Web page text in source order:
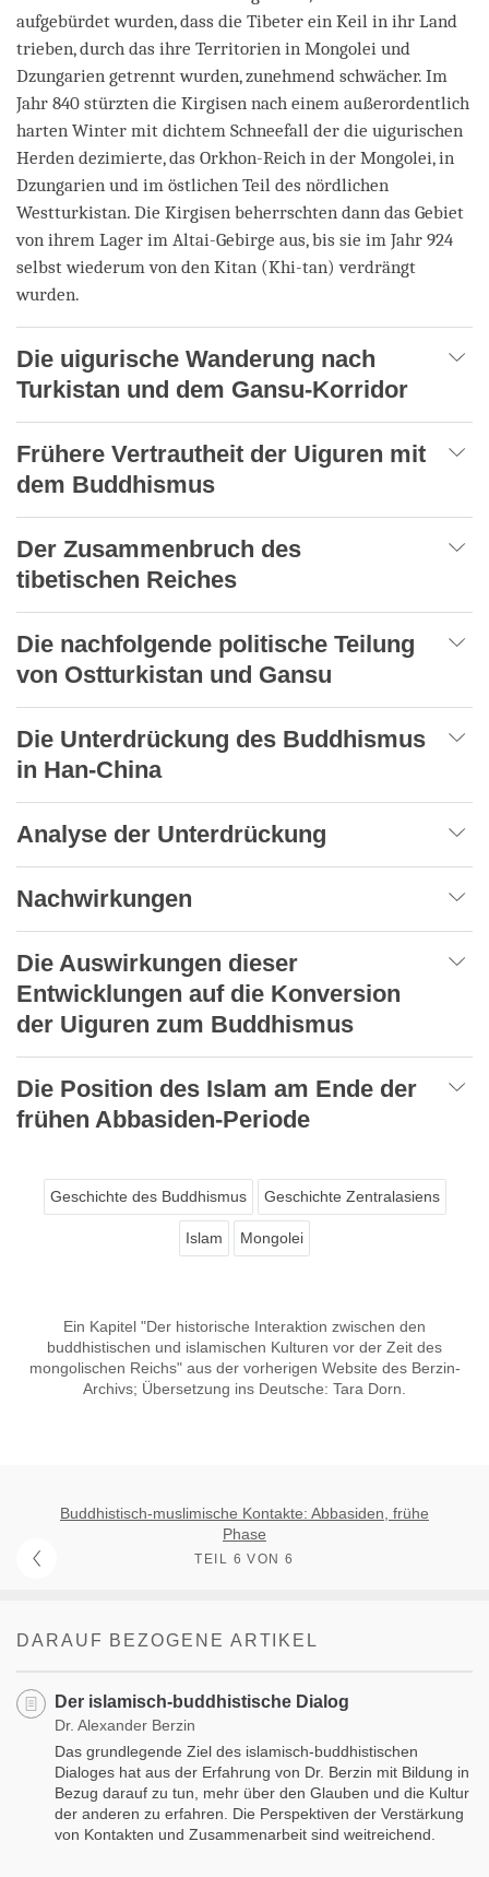
aufgebürdet wurden, dass die Tibeter ein Keil in ihr Land
trieben, durch das ihre Territorien in Mongolei und
Dzungarien getrennt wurden, zunehmend schwächer. Im
Jahr 840 stürzten die Kirgisen nach einem außerordentlich
harten Winter mit dichtem Schneefall der die uigurischen
Herden dezimierte, das Orkhon-Reich in der Mongolei, in
Dzungarien und im östlichen Teil des nördlichen
Westturkistan. Die Kirgisen beherrschten dann das Gebiet
von ihrem Lager im Altai-Gebirge aus, bis sie im Jahr 924
selbst wiederum von den Kitan (Khi-tan) verdrängt
wurden.
Die uigurische Wanderung nach
Turkistan und dem Gansu-Korridor
Frühere Vertrautheit der Uiguren mit
dem Buddhismus
Der Zusammenbruch des
tibetischen Reiches
Die nachfolgende politische Teilung
von Ostturkistan und Gansu
Die Unterdrückung des Buddhismus
in Han-China
Analyse der Unterdrückung
Nachwirkungen
Die Auswirkungen dieser
Entwicklungen auf die Konversion
der Uiguren zum Buddhismus
Die Position des Islam am Ende der
frühen Abbasiden-Periode
Geschichte des Buddhismus Geschichte Zentralasiens
Islam Mongolei
Ein Kapitel "Der historische Interaktion zwischen den
buddhistischen und islamischen Kulturen vor der Zeit des
mongolischen Reichs" aus der vorherigen Website des Berzin-
Archivs; Übersetzung ins Deutsche: Tara Dorn.
Buddhistisch-muslimische Kontakte: Abbasiden, frühe
Phase
TEIL 6 VON 6
DARAUF BEZOGENE ARTIKEL
Der islamisch-buddhistische Dialog
Dr. Alexander Berzin
Das grundlegende Ziel des islamisch-buddhistischen
Dialoges hat aus der Erfahrung von Dr. Berzin mit Bildung in
Bezug darauf zu tun, mehr über den Glauben und die Kultur
der anderen zu erfahren. Die Perspektiven der Verstärkung
von Kontakten und Zusammenarbeit sind weitreichend.